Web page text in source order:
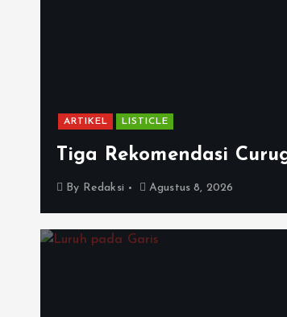
ARTIKEL LISTICLE
Tiga Rekomendasi
By Redaksi Agustus 8, 2026